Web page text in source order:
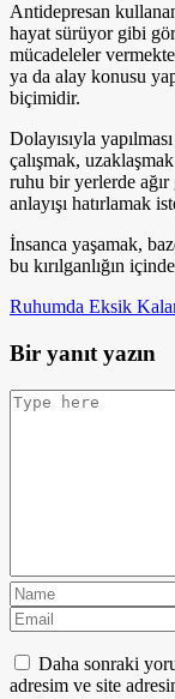
Antidepresan
hayat sürüyor gibi
mücadeleler
ya da alay konusu
biçimidir.
Dolayısıyla
çalışmak,
ruhu bir yerlerde ağır
anlayışı hatırlamak
İnsanca yaşamak,
bu kırılganlığın
Ruhumda Eksik
Bir yanıt yazın
Daha sonraki
adresim ve site